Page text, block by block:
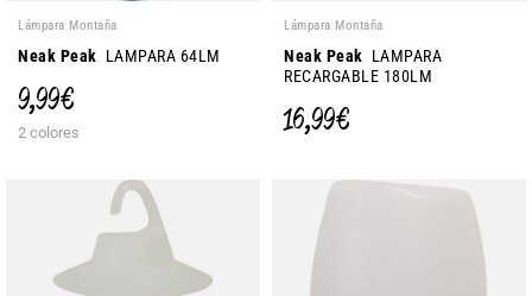
Lámpara Montaña
Neak Peak LAMPARA 64LM
9,99 €
2 colores
Lámpara Montaña
Neak Peak LAMPARA
RECARGABLE 180LM
16,99 €